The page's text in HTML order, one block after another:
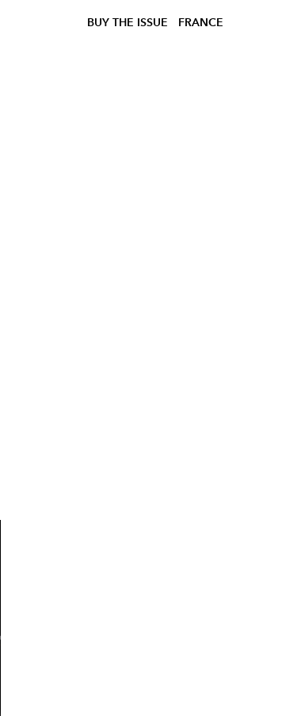
BUY THE ISSUE FRANCE